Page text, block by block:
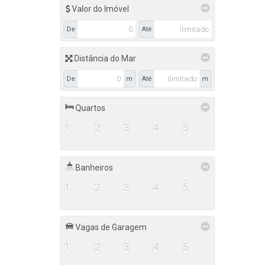
Florianópolis (1)
Ingleses do Rio Vermelho (1)
Governador Celso Ramos (1)
Valor do Imóvel
De Até
Distância do Mar
De m Até m
Quartos
1 2 3 4 5
Banheiros
1 2 3 4 5
Vagas de Garagem
1 2 3 4 5